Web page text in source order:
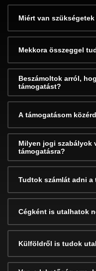
Miért van
Mekkora összeggel
Beszámoltok arról,
támogatást?
A támogatásom
Milyen jogi szabályok
támogatásra?
Tudtok számlát adni a
Cégként is utalhatok
Külföldről is tudok